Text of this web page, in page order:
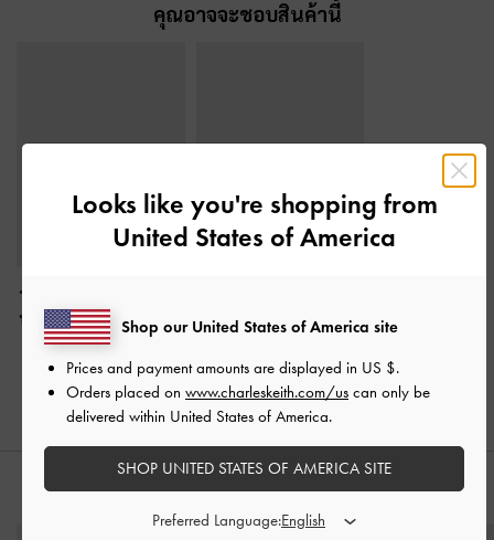
คุณอาจจะชอบสินค้านี้
รองเท้าผ้าใบทรงแมรี่เจน
หนังแท้ดีเทลหนังกลับรุ่น
Jace-สีดาร์คบราวน์
฿3,390.00
หนังแท้ลายตารางรุ่น
฿3,390.00
สไตล์ลุคด้วย
Looks like you're shopping from
United States of America
Shop our United States of America site
Prices and payment amounts are displayed in US $.
Orders placed on www.charleskeith.com/us can only be
delivered within United States of America.
SHOP UNITED STATES OF AMERICA SITE
Preferred Language: